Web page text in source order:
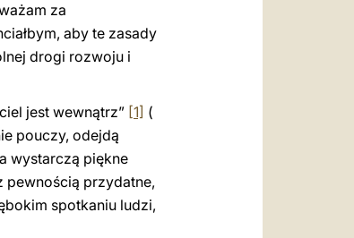
za
aby te zasady
drogi rozwoju i
jest wewnątrz” [1] (
pouczy, odejdą
wystarczą piękne
pewnością przydatne,
spotkaniu ludzi,